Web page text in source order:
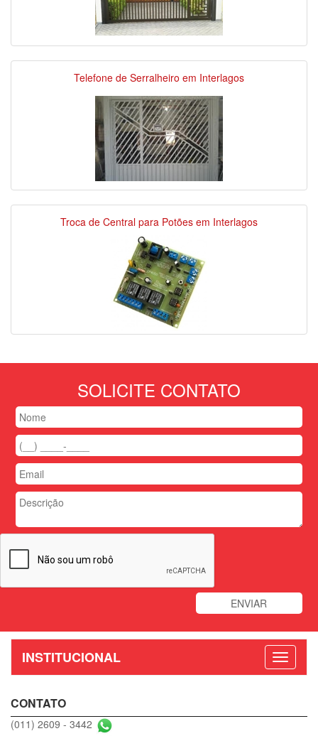
Telefone de Serralheiro em Interlagos
Troca de Central para Potões em Interlagos
SOLICITE CONTATO
INSTITUCIONAL
CONTATO
(011) 2609 - 3442